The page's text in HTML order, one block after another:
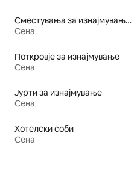
Сместувања за изнајмување на фарма
Сена
Поткровје за изнајмување
Сена
Јурти за изнајмување
Сена
Хотелски соби
Сена